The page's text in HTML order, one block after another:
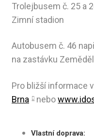
Trolejbusem č. 25 a
Zimní stadion
Autobusem č. 46
na zastávku
Pro bližší informace
Brna nebo
Vlastní doprava: